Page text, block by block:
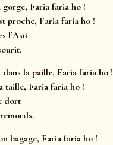
gorge, Faria faria ho !
proche, Faria faria ho !
l’Asti
dans la paille, Faria faria ho !
taille, Faria faria ho !
dort
bagage, Faria faria ho !